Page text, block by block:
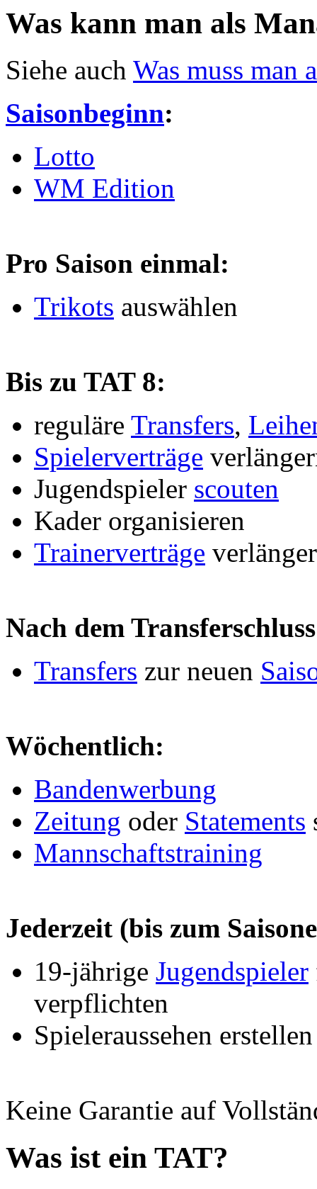
Was kann man als
Siehe auch Was muss man
Saisonbeginn:
Lotto
WM Edition
Pro Saison einmal:
Trikots auswählen
Bis zu TAT 8:
reguläre Transfers,
Spielerverträge
Jugendspieler scouten
Kader organisieren
Trainerverträge
Nach dem
Transfers zur neuen
Wöchentlich:
Bandenwerbung
Zeitung oder Statements
Mannschaftstraining
Jederzeit (bis zum
19-jährige Jugendspieler
verpflichten
Spieleraussehen erstellen
Keine Garantie auf
Was ist ein TAT?